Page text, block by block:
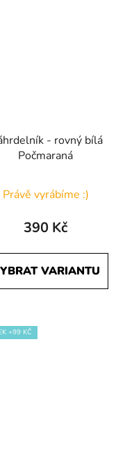
- rovný bílá
Počmaraná
Právě vyrábíme :)
390 Kč
VARIANTU
+99 KČ